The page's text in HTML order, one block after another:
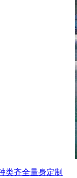
类齐全量身定制